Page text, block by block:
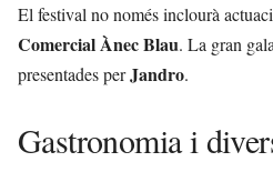
El festival no només inclourà
Comercial Ànec Blau. La gran
presentades perJandro.
Gastronomia i